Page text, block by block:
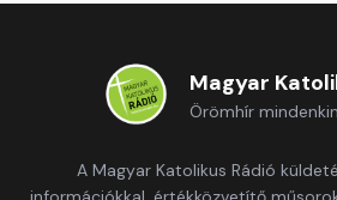
Magyar
Örömhír
A Magyar Katolikus Rádió